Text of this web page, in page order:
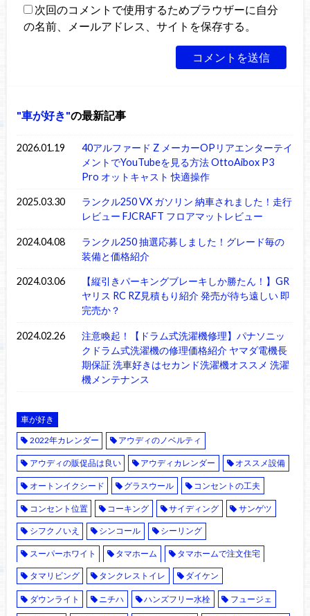
次回のコメントで使用するためブラウザーに自分
の名前、メールアドレス、サイトを保存する。
車が好き の最新記事
2026.01.19
40アルファード Z メーカーOPリアエンターテイ
メントでYouTubeを見る方法 OttoAibox P3
Pro オットキャスト 快適操作
2025.03.30
ランクル250 VX ガソリン 納車されました！走行
レビュー FJCRAFT フロアマットレビュー
2024.04.08
ランクル250 抽選応募しました！グレード毎の
装備と価格紹介
2024.03.06
【縦引きパーキングブレーキしか勝たん！】GR
ヤリス RC RZ見積もり紹介 発売が待ち遠しい 即
完売か？
2024.02.26
注意喚起！【ドラム式洗濯機修理】パナソニッ
クドラム式洗濯機の修理価格紹介 ヤマダ電機長
期保証 洗車好きはセカンド洗濯機オススメ 洗濯
機メンテナンス
車が好き
2022年カレンダー
アウディのノベルティ
アウディの販促品は良い アウディカレンダー オススメ設備
オートンイクシード グラスウール コンセントの工夫
コンセント位置 コーキング サイディング サンゲツ
シフクノいえ シンコール シーリング
スーパーホワイト タマホーム タマホームで注文住宅
タマリビング タンクレストイレ ダイケン
ダウンライト ニチハ ハンズフリー水栓 フュージェ